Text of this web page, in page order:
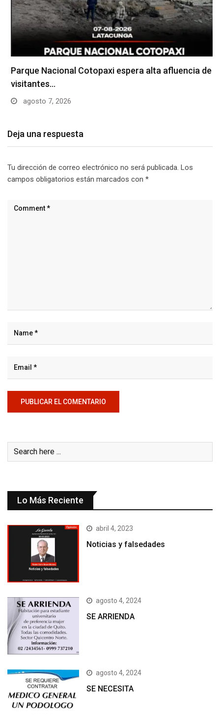
Parque Nacional Cotopaxi espera alta afluencia de
visitantes…
agosto 7, 2026
Deja una respuesta
Tu dirección de correo electrónico no será publicada. Los
campos obligatorios están marcados con *
Lo Más Reciente
abril 4, 2023
Noticias y falsedades
agosto 4, 2024
SE ARRIENDA
agosto 4, 2024
SE NECESITA